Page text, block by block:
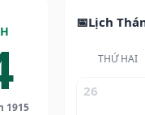
1915
Lịch
THỨ HAI
26